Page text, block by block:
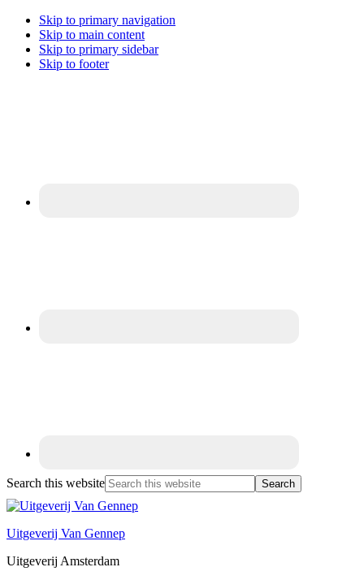
Skip to primary navigation
Skip to main content
Skip to primary sidebar
Skip to footer
Search this website
Uitgeverij Van Gennep
Uitgeverij Amsterdam